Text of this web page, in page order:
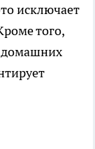
исключает
того,
домашних